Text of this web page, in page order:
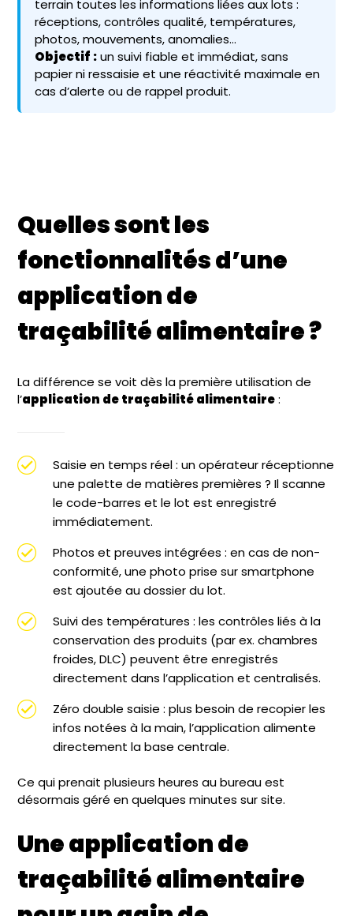
terrain toutes les informations liées aux lots :
réceptions, contrôles qualité, températures,
photos, mouvements, anomalies…
Objectif :un suivi fiable et immédiat, sans
papier ni ressaisie et une réactivité maximale en
cas d’alerte ou de rappel produit.
Quelles sont les
fonctionnalités d’une
application de
traçabilité alimentaire ?
La différence se voit dès la première utilisation de
l’application de traçabilité alimentaire:
Saisie en temps réel : un opérateur réceptionne
une palette de matières premières ? Il scanne
le code-barres et le lot est enregistré
immédiatement.
Photos et preuves intégrées : en cas de non-
conformité, une photo prise sur smartphone
est ajoutée au dossier du lot.
Suivi des températures : les contrôles liés à la
conservation des produits (par ex. chambres
froides, DLC) peuvent être enregistrés
directement dans l’application et centralisés.
Zéro double saisie : plus besoin de recopier les
infos notées à la main, l’application alimente
directement la base centrale.
Ce qui prenait plusieurs heures au bureau est
désormais géré en quelques minutes sur site.
Une application de
traçabilité alimentaire